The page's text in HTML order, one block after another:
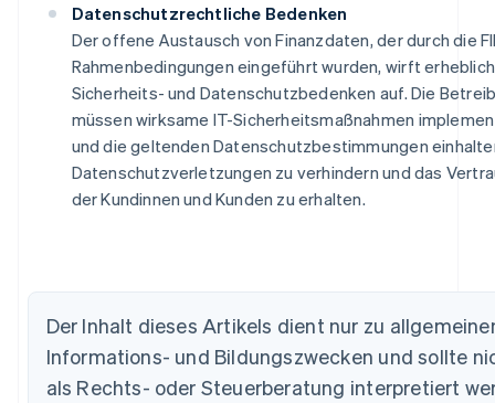
Datenschutzrechtliche Bedenken
Der offene Austausch von Finanzdaten, der durch die
Rahmenbedingungen eingeführt wurden, wirft
Sicherheits- und Datenschutzbedenken auf. Die
müssen wirksame IT-Sicherheitsmaßnahmen
und die geltenden Datenschutzbestimmungen
Datenschutzverletzungen zu verhindern und das
der Kundinnen und Kunden zu erhalten.
Der Inhalt dieses Artikels dient nur zu
Informations- und Bildungszwecken und sollte
als Rechts- oder Steuerberatung interpretiert
Australien
English
Belgien
NederlandsFrançaisDeutschEnglish
Brasilien